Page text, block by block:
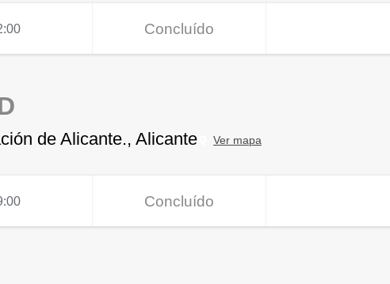
Concluído
de Alicante., Alicante Ver mapa
Concluído